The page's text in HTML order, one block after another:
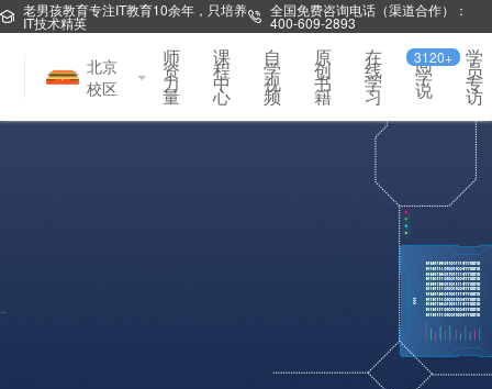
老男孩教育专注IT教育10余年，只培养
IT技术精英
全国免费咨询电话（渠道合作）：
400-609-2893
北京
校区
师
资
力
量
课
程
中
心
自
学
视
频
原
创
书
籍
在
线
学
习
同
学
说
3120+ 学
员
专
访